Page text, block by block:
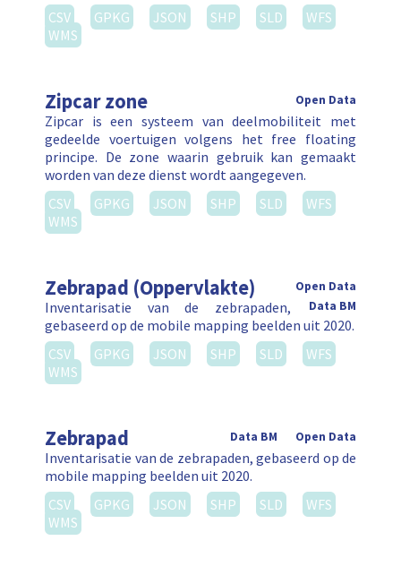
CSV GPKG JSON SHP SLD
WFS
WMS
Zipcar zone Open Data
Zipcar is een systeem van deelmobiliteit met
gedeelde voertuigen volgens het free floating
principe. De zone waarin gebruik kan gemaakt
worden van deze dienst wordt aangegeven.
CSV
GPKG JSON SHP SLD
WFS
WMS
Zebrapad (Oppervlakte)
Open Data
Data BM
Inventarisatie van de zebrapaden,
gebaseerd op de mobile mapping beelden uit 2020.
CSV
GPKG JSON SHP SLD
WFS
WMS
Zebrapad Open Data
Data BM
Inventarisatie van de zebrapaden, gebaseerd op de
mobile mapping beelden uit 2020.
CSV
GPKG JSON SHP SLD
WFS
WMS